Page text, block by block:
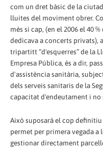
com un dret bàsic de la
lluites del moviment obrer.
més si cap, (en el 2006 el 40
dedicava a concerts privats),
tripartitt “d'esquerres” de la
Empresa Pública, és a dir,
d'assistència sanitària,
dels serveis sanitaris de la
capacitat d'endeutament i no
Això suposarà el cop
permet per primera vegada a
gestionar directament